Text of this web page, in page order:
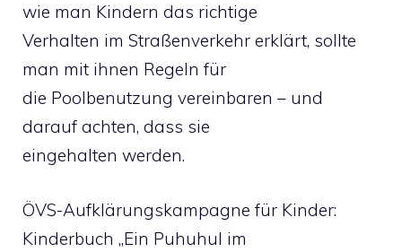
wie man Kindern das richtige
Verhalten im Straßenverkehr erklärt, sollte
man mit ihnen Regeln für
die Poolbenutzung vereinbaren – und
darauf achten, dass sie
eingehalten werden.
ÖVS-Aufklärungskampagne für Kinder:
Kinderbuch „Ein Puhuhul im